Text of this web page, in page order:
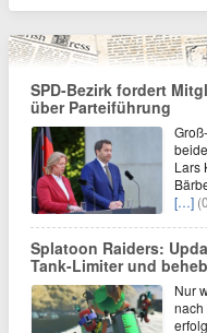
SPD-Bezirk fordert
über Parteiführung
Lars
[…]
Splatoon Raiders:
Tank-Limiter und
Nur
nach